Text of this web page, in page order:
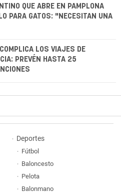
QUE ABRE EN PAMPLONA
PARA GATOS: "NECESITAN UNA
LOS VIAJES DE
PREVÉN HASTA 25
Deportes
Fútbol
Baloncesto
Pelota
Balonmano